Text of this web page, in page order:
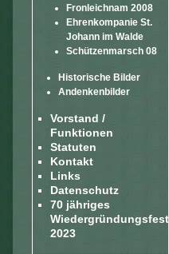
Fronleichnam 2008
Ehrenkompanie St.
Johann im Walde
Schützenmarsch 08
Historische Bilder
Andenkenbilder
Vorstand /
Funktionen
Statuten
Kontakt
Links
Datenschutz
70 jähriges
Wiedergründungsfest
2023